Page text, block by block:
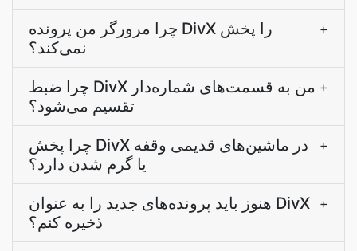
چرا مرورگر من پرونده DivX را پخش
نمی‌کند؟
+
چرا ضبط DivX من به قسمت‌های شماره‌دار
تقسیم می‌شود؟
+
چرا پخش DivX در ماشین‌های قدیمی وقفه
یا گرم شدن دارد؟
+
هنوز باید پرونده‌های جدید را به عنوان DivX
ذخیره کنم؟
+